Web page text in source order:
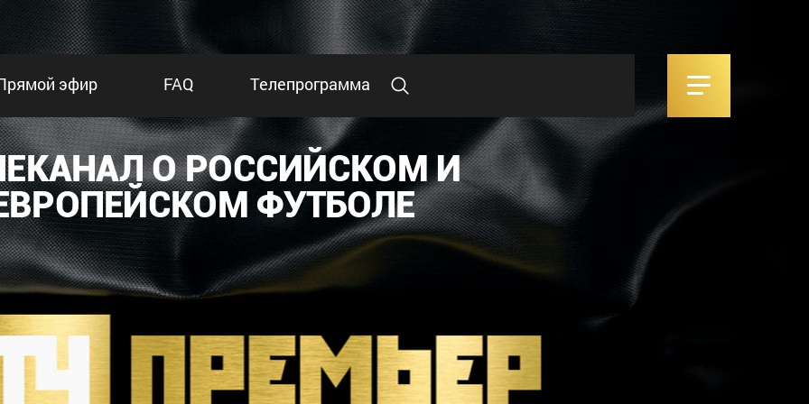
эфир FAQ Телепрограмма
О РОССИЙСКОМ И
ФУТБОЛЕ